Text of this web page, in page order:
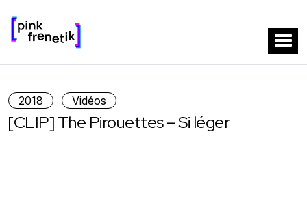
2018 Vidéos
[CLIP] The Pirouettes – Si léger